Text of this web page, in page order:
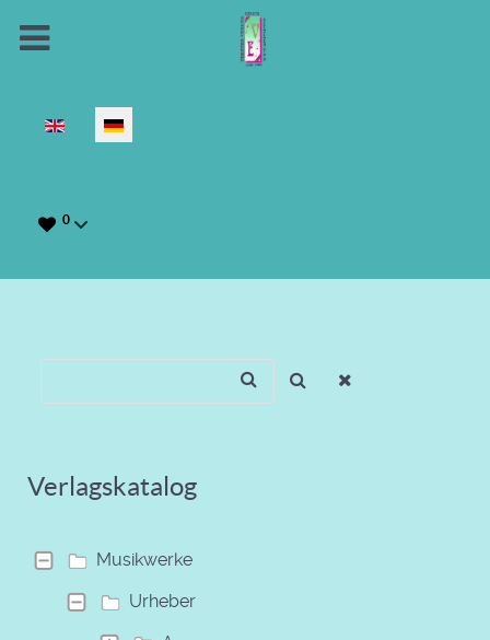
Sprache auswählen
0
Verlagskatalog
Musikwerke
Urheber